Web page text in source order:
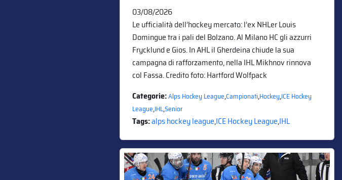
03/08/2026
Le ufficialità dell’hockey mercato: l’ex NHLer Louis
Domingue tra i pali del Bolzano. Al Milano HC gli azzurri
Frycklund e Gios. In AHL il Gherdeina chiude la sua
campagna di rafforzamento, nella IHL Mikhnov rinnova
col Fassa. Credito foto: Hartford Wolfpack
Categorie:Alps Hockey League,Campionati,Hockey,ICE Hockey
League,IHL,Senior
Tags:alps hockey league,ICE Hockey League,IHL